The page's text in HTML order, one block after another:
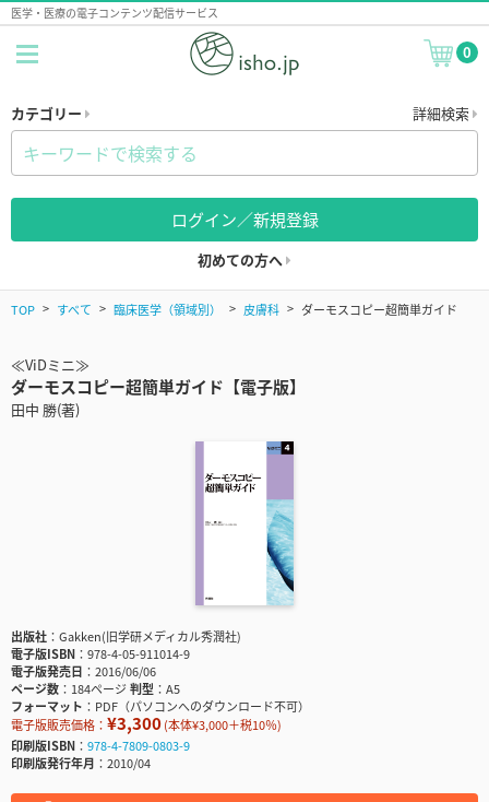
医学・医療の電子コンテンツ配信サービス
0
カテゴリー 詳細検索
ログイン／新規登録
初めての方へ
TOP すべて 臨床医学（領域別） 皮膚科 ダーモスコピー超簡単ガイド
≪ViDミニ≫
ダーモスコピー超簡単ガイド【電子版】
田中 勝(著)
出版社
Gakken(旧学研メディカル秀潤社)
電子版ISBN
978-4-05-911014-9
電子版発売日
2016/06/06
ページ数
184ページ判型
A5
フォーマット
PDF（パソコンへのダウンロード不可）
電子版販売価格： ¥3,300(本体¥3,000＋税10％)
印刷版ISBN
978-4-7809-0803-9
印刷版発行年月
2010/04